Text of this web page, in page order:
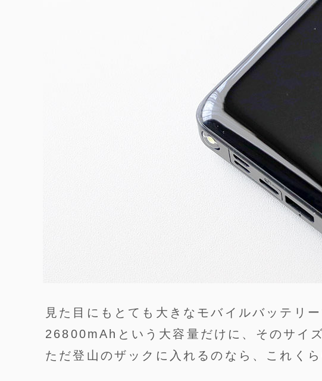
見た目にもとても大きなモバイルバッテリー
26800mAhという大容量だけに、そのサイ
ただ登山のザックに入れるのなら、これく